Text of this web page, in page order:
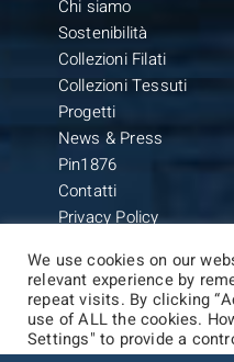
Chi siamo
Sostenibilità
Collezioni Filati
Collezioni Tessuti
Progetti
News & Press
Pin1876
Contatti
Privacy Policy
We use cookies on our
relevant experience by
repeat visits. By clicking
use of ALL the cookies.
Settings" to provide a